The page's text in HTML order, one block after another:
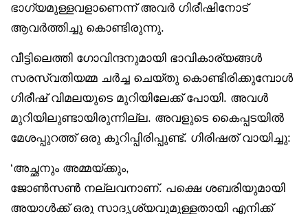
ഭാഗ്യമുള്ളവളാണെന്ന് അവർ ഗിരീഷിനോട്
ആവർത്തിച്ചു കൊണ്ടിരുന്നു.
വീട്ടിലെത്തി ഗോവിന്ദനുമായി ഭാവികാര്യങ്ങൾ
സരസ്വതിയമ്മ ചർച്ച ചെയ്തു കൊണ്ടിരിക്കുമ്പോൾ
ഗിരീഷ് വിമലയുടെ മുറിയിലേക്ക് പോയി. അവൾ
മുറിയിലുണ്ടായിരുന്നില്ല. അവളുടെ കൈപ്പടയിൽ
മേശപ്പുറത്ത് ഒരു കുറിപ്പിരിപ്പുണ്ട്. ഗിരിഷത് വായിച്ചു:
‘അച്ഛനും അമ്മയ്ക്കും,
ജോൺസൺ നല്ലവനാണ്. പക്ഷെ ശബരിയുമായി
അയാൾക്ക് ഒരു സാദൃശ്യവുമുള്ളതായി എനിക്ക്